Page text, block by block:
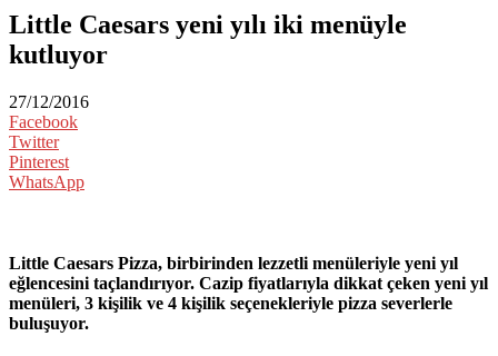
Little Caesars yeni yılı iki menüyle
kutluyor
27/12/2016
Facebook
Twitter
Pinterest
WhatsApp
Little Caesars Pizza, birbirinden lezzetli menüleriyle yeni yıl
eğlencesini taçlandırıyor. Cazip fiyatlarıyla dikkat çeken yeni yıl
menüleri, 3 kişilik ve 4 kişilik seçenekleriyle pizza severlerle
buluşuyor.